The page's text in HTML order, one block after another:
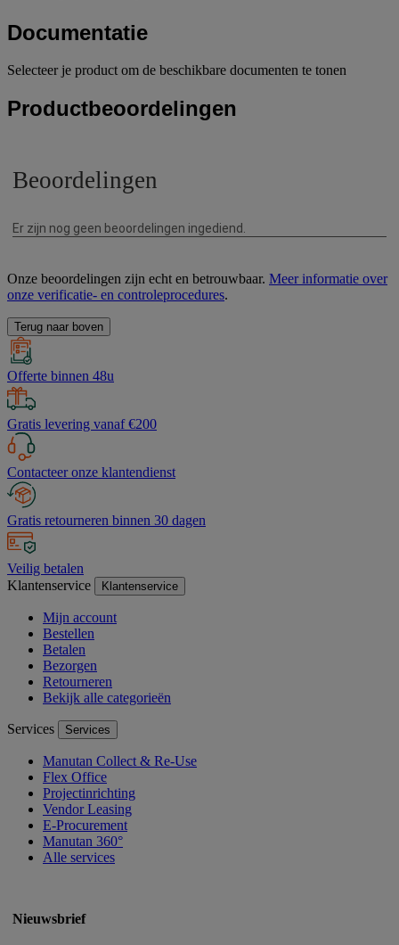
Documentatie
Selecteer je product om de beschikbare documenten te tonen
Productbeoordelingen
Onze beoordelingen zijn echt en betrouwbaar. Meer informatie over
onze verificatie- en controleprocedures.
Terug naar boven
Offerte binnen 48u
Gratis levering vanaf €200
Contacteer onze klantendienst
Gratis retourneren binnen 30 dagen
Veilig betalen
Klantenservice
Klantenservice
Mijn account
Bestellen
Betalen
Bezorgen
Retourneren
Bekijk alle categorieën
Services Services
Manutan Collect & Re-Use
Flex Office
Projectinrichting
Vendor Leasing
E-Procurement
Manutan 360°
Alle services
Nieuwsbrief